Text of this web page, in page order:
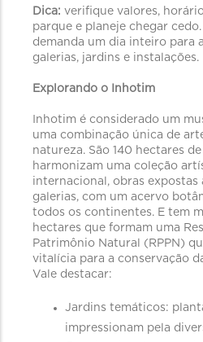
Dica:verifique valores,
parque e planeje chegar
demanda um dia inteiro para
galerias, jardins e instalações.
Explorando o Inhotim
Inhotim é considerado um
uma combinação única de
natureza. São 140 hectares
harmonizam uma coleção
internacional, obras expostas
galerias, com um acervo
todos os continentes. E tem
hectares que formam uma
Patrimônio Natural (RPPN)
vitalícia para a conservação
Vale destacar:
Jardins temáticos:
impressionam pela